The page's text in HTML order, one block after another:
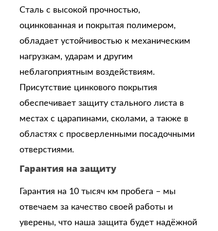
Сталь с высокой прочностью,
оцинкованная и покрытая полимером,
обладает устойчивостью к механическим
нагрузкам, ударам и другим
неблагоприятным воздействиям.
Присутствие цинкового покрытия
обеспечивает защиту стального листа в
местах с царапинами, сколами, а также в
областях с просверленными посадочными
отверстиями.
Гарантия на защиту
Гарантия на 10 тысяч км пробега – мы
отвечаем за качество своей работы и
уверены, что наша защита будет надёжной